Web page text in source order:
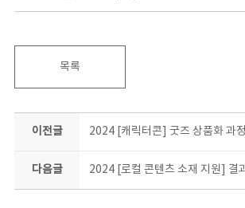
목록
이전글 2024 [캐릭터콘] 굿즈 상품화 과
다음글 2024 [로컬 콘텐츠 소재 지원] 결